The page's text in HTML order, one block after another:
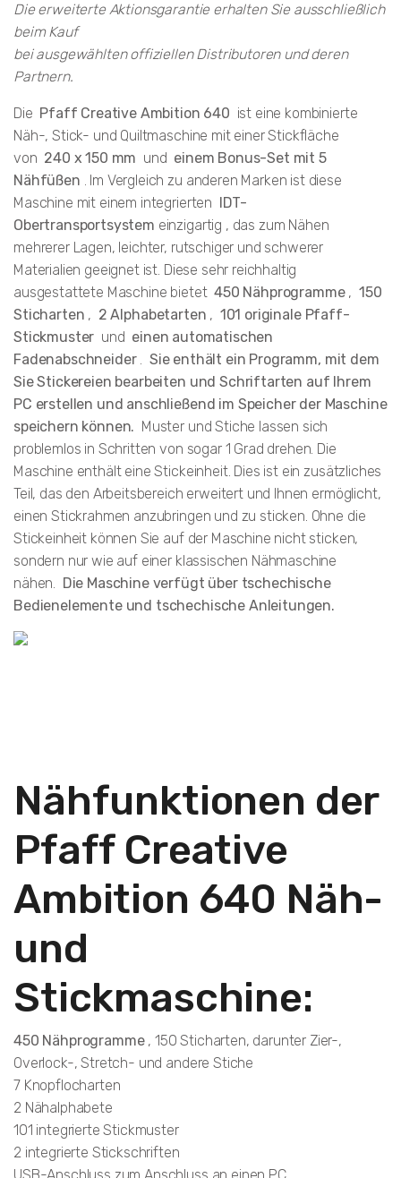
Die erweiterte Aktionsgarantie erhalten Sie ausschließlich
beim Kauf
bei ausgewählten offiziellen Distributoren und deren
Partnern.
Die Pfaff Creative Ambition 640 ist eine kombinierte
Näh-, Stick- und Quiltmaschine mit einer Stickfläche
von 240 x 150 mm und einem Bonus-Set mit 5
Nähfüßen . Im Vergleich zu anderen Marken ist diese
Maschine mit einem integrierten IDT-
Obertransportsystem einzigartig , das zum Nähen
mehrerer Lagen, leichter, rutschiger und schwerer
Materialien geeignet ist. Diese sehr reichhaltig
ausgestattete Maschine bietet450 Nähprogramme, 150
Sticharten , 2 Alphabetarten , 101 originale Pfaff-
Stickmuster und einen automatischen
Fadenabschneider. Sie enthält ein Programm, mit dem
Sie Stickereien bearbeiten und Schriftarten auf Ihrem
PC erstellen und anschließend im Speicher der Maschine
speichern können. Muster und Stiche lassen sich
problemlos in Schritten von sogar 1 Grad drehen. Die
Maschine enthält eine Stickeinheit. Dies ist ein zusätzliches
Teil, das den Arbeitsbereich erweitert und Ihnen ermöglicht,
einen Stickrahmen anzubringen und zu sticken. Ohne die
Stickeinheit können Sie auf der Maschine nicht sticken,
sondern nur wie auf einer klassischen Nähmaschine
nähen. Die Maschine verfügt über tschechische
Bedienelemente und tschechische Anleitungen.
Nähfunktionen der
Pfaff Creative
Ambition 640 Näh-
und
Stickmaschine:
450 Nähprogramme, 150 Sticharten, darunter Zier-,
Overlock-, Stretch- und andere Stiche
7 Knopflocharten
2 Nähalphabete
101 integrierte Stickmuster
2 integrierte Stickschriften